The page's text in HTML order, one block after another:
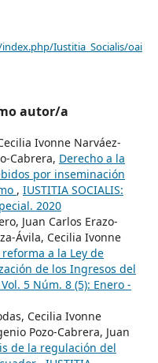
Iustitia_Socialis/oai
autor/a
Ivonne Narváez-
Cabrera, Derecho a la
por inseminación
, IUSTITIA SOCIALIS:
2020
Juan Carlos Erazo-
Ávila, Cecilia Ivonne
a la Ley de
de los Ingresos del
5 Núm. 8 (5): Enero -
Cecilia Ivonne
Pozo-Cabrera, Juan
de la regulación del